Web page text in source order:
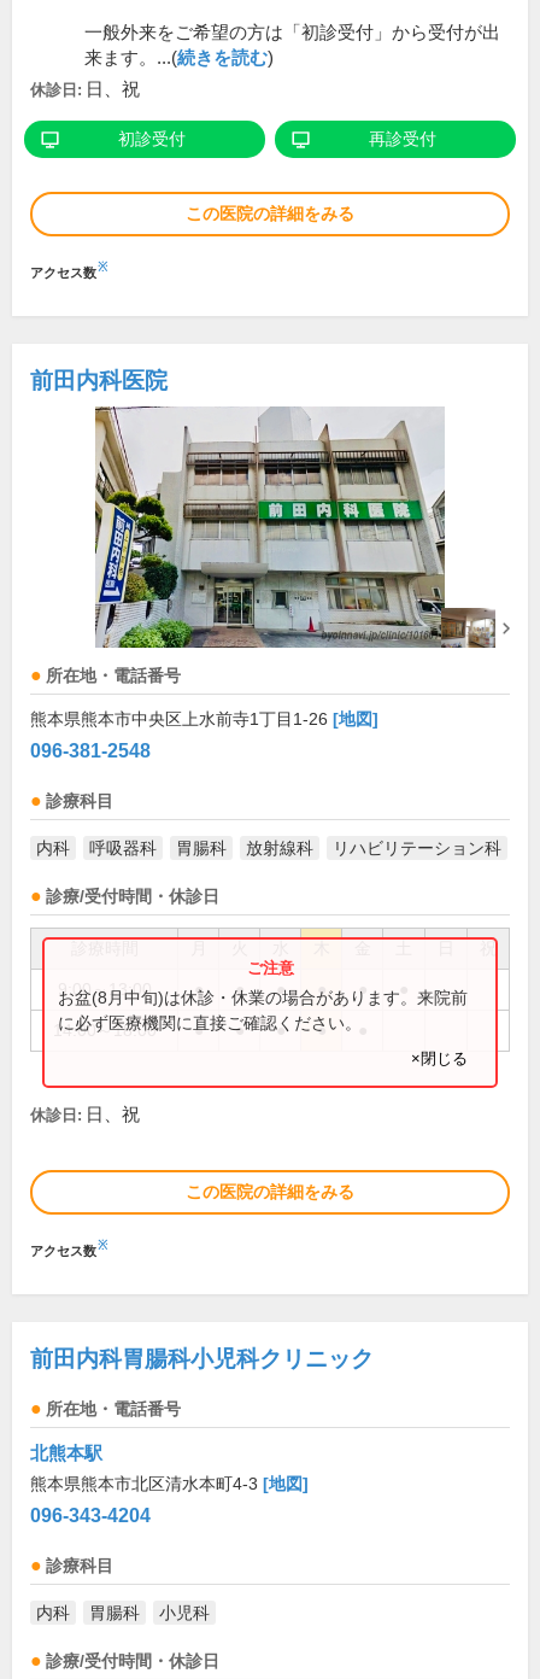
一般外来をご希望の方は「初診受付」から受付が出
来ます。...(続きを読む)
休診日: 日、祝
初診受付 再診受付
この医院の詳細をみる
アクセス数※
前田内科医院
所在地・電話番号
熊本県熊本市中央区上水前寺1丁目1-26 [地図]
096-381-2548
診療科目
内科 呼吸器科 胃腸科 放射線科 リハビリテーション科
診療/受付時間・休診日
祝
9:00～13:00 ● ● ● ● ●
14:00～18:00 ● ● ● ●
お盆(8月中旬)は休診・休業の場合があります。来院前
に必ず医療機関に直接ご確認ください。
×閉じる
休診日: 日、祝
この医院の詳細をみる
アクセス数※
前田内科胃腸科小児科クリニック
所在地・電話番号
北熊本駅
熊本県熊本市北区清水本町4-3 [地図]
096-343-4204
診療科目
内科 胃腸科 小児科
診療/受付時間・休診日